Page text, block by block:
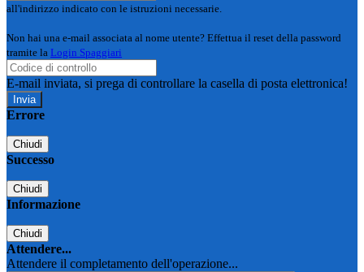
all'indirizzo indicato con le istruzioni necessarie.
Non hai una e-mail associata al nome utente? Effettua il reset della password
tramite la Login Spaggiari
E-mail inviata, si prega di controllare la casella di posta elettronica!
Errore
Chiudi
Successo
Chiudi
Informazione
Chiudi
Attendere...
Attendere il completamento dell'operazione...